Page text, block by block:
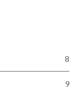
8
9